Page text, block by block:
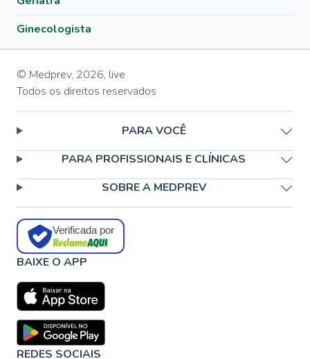
Ginecologista
© Medprev, 2026, live
Todos os direitos reservados
PARA VOCÊ
PARA PROFISSIONAIS E CLÍNICAS
SOBRE A MEDPREV
Verificada por
BAIXE O APP
REDES SOCIAIS